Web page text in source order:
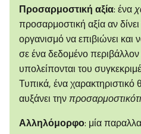
Προσαρμοστική αξία: ένα
προσαρμοστική αξία αν
οργανισμό να επιβιώνει και
σε ένα δεδομένο
υπολείπονται του
Τυπικά, ένα
αυξάνει την
Αλληλόμορφο: μία